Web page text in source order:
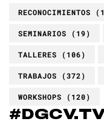
RECONOCIMIENTOS
SEMINARIOS (19)
TALLERES (106)
TRABAJOS (372)
WORKSHOPS (120)